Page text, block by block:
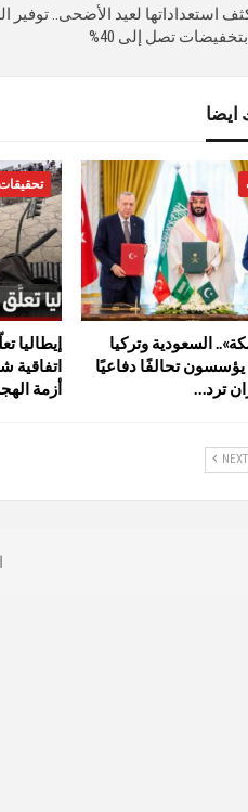
استعداداتها لعيد الأضحى.. توفير
تصل إلى 40%
ايضا
السعودية وتركيا
تحالفًا دفاعيًا
ترد…
إيطاليا
اتفاقية
أزمة
NEXT